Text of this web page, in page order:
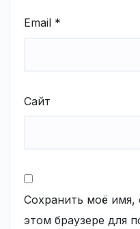
Email *
Сайт
Сохранить моё имя,
этом браузере для